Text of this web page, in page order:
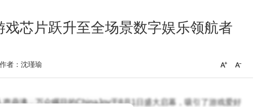
芯片跃升至全场景数字娱乐领航者
作者：沈瑾瑜
鼎沸，万众瞩目的ChinaJoy于8月1日盛大启幕，吸引了游戏爱好